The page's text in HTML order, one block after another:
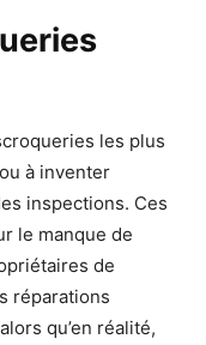
les plus
ou à inventer
inspections. Ces
le manque de
de
réparations
qu’en réalité,